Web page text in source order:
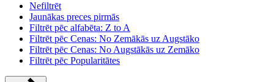
Nefiltrēt
Jaunākas preces pirmās
Filtrēt pēc alfabēta: Z to A
Filtrēt pēc Cenas: No Zemākās uz Augstāko
Filtrēt pēc Cenas: No Augstākās uz Zemāko
Filtrēt pēc Popularitātes